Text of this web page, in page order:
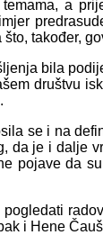
a
što, također,
bila
društvu
se i na
da je i dalje
pojave da
i Hene